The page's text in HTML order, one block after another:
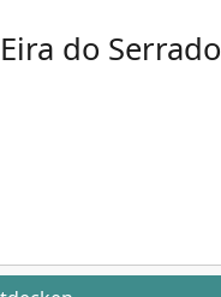
do Serrado